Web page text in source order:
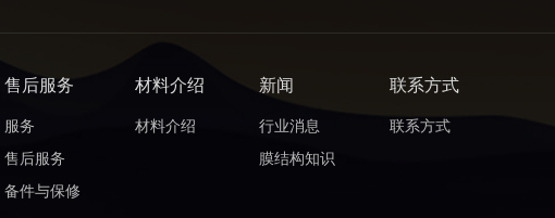
售后服务
服务
售后服务
备件与保修
材料介绍
材料介绍
新闻
行业消息
膜结构知识
联系方式
联系方式